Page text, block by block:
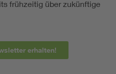
frühzeitig über zukünftige
erhalten!